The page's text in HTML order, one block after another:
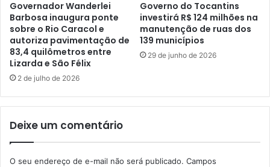
Governador Wanderlei
Barbosa inaugura ponte
sobre o Rio Caracol e
autoriza pavimentação de
83,4 quilômetros entre
Lizarda e São Félix
2 de julho de 2026
Governo do Tocantins
investirá R$ 124 milhões na
manutenção de ruas dos
139 municípios
29 de junho de 2026
Deixe um comentário
O seu endereço de e-mail não será publicado. Campos